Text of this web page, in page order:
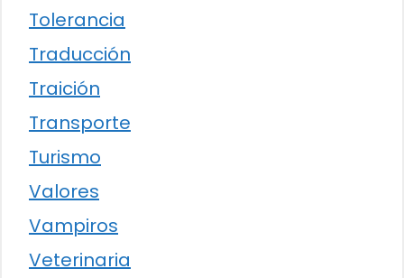
Tolerancia
Traducción
Traición
Transporte
Turismo
Valores
Vampiros
Veterinaria